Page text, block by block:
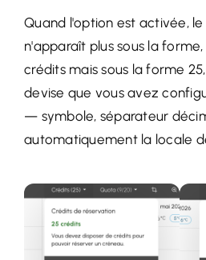
Quand l'option est activée,
n'apparaît plus sous la
crédits mais sous la forme
devise que vous avez
— symbole, séparateur
automatiquement la locale